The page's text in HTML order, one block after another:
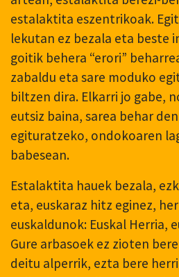
estalaktita eszentrikoak.
lekutan ez bezala eta beste
goitik behera “erori”
zabaldu eta sare moduko
biltzen dira. Elkarri jo gabe,
eutsiz baina, sarea behar
egituratzeko, ondokoaren
babesean.
Estalaktita hauek bezala,
eta, euskaraz hitz eginez,
euskaldunok: Euskal Herria,
Gure arbasoek ez zioten
deitu alperrik, ezta bere